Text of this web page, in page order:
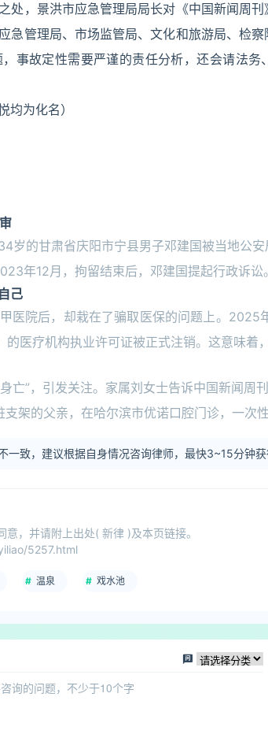
处，景洪市应急管理局局长对《中国新闻周刊
急管理局、市场监管局、文化和旅游局、检
事故定性需要严谨的责任分析，还会请法务
均为化名）
岁的甘肃省庆阳市宁县男子邓建国被当地公
年12月，拘留结束后，邓建国提起行政诉讼
己
医院后，却栽在了骗取医保的问题上。2025
的医疗机构执业许可证被正式注销。这意味着
亡”，引发关注。家属刘女士告诉中国新闻周
架的父亲，在哈尔滨市优诺口腔门诊，一次
致，建议根据自身情况咨询律师，最快3~15分钟获
意，并请附上出处( 新律 )及本页链接。
5257.html
温泉 戏水池